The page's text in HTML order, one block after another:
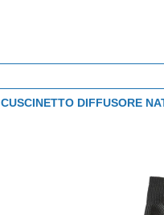
CUSCINETTO DIFFUSORE